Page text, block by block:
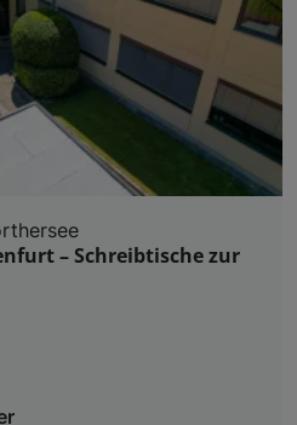
– Schreibtische zur